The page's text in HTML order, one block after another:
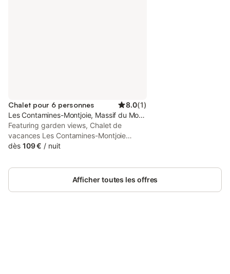
Chalet pour 6 personnes 8.0(1)
Les Contamines-Montjoie, Massif du Mont-Blanc
Featuring garden views, Chalet de
vacances Les Contamines-Montjoie
offers accommodation with a garden and
Monte Bianco. This property offers
access to a terrace, free private parking
dès 109 € / nuit
Afficher toutes les offres